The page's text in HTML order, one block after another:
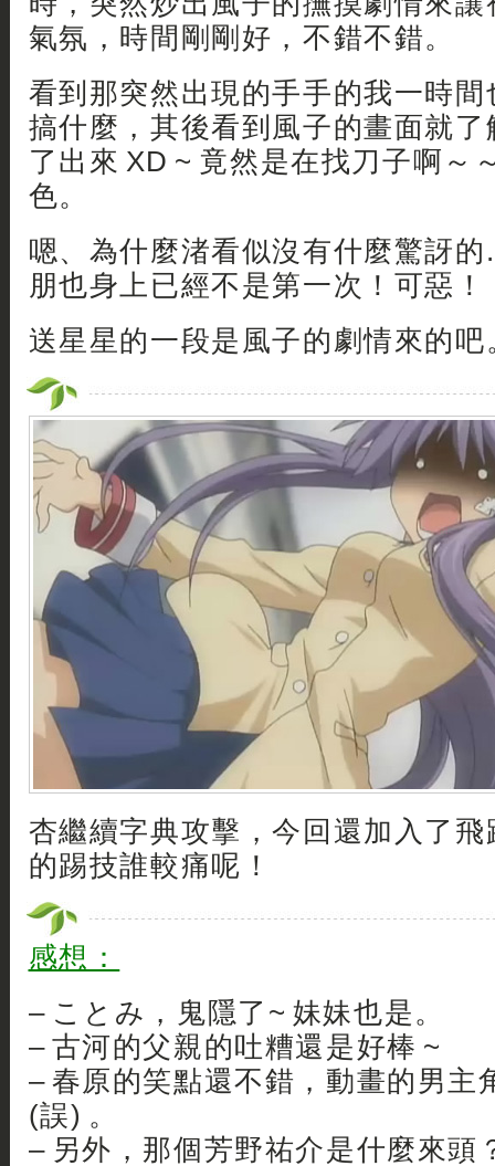
氣氛，時間剛剛好，不錯不錯。
看到那突然出現的手手的我一時
搞什麼，其後看到風子的畫面就
了出來 XD ~ 竟然是在找刀子啊～
色。
嗯、為什麼渚看似沒有什麼驚訝
朋也身上已經不是第一次！可惡！
送星星的一段是風子的劇情來的吧
杏繼續字典攻擊，今回還加入了
的踢技誰較痛呢！
感想：
– ことみ，鬼隱了~ 妹妹也是。
– 古河的父親的吐糟還是好棒 ~
– 春原的笑點還不錯，動畫的男主
(誤) 。
– 另外，那個芳野祐介是什麼來頭